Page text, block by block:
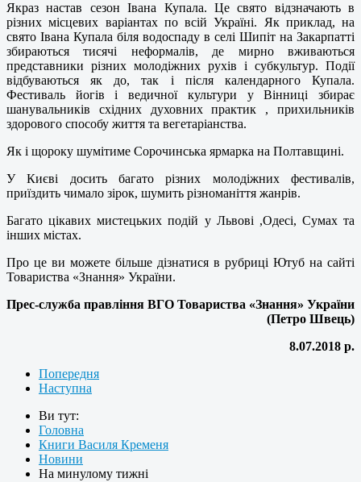
Якраз настав сезон Івана Купала. Це свято відзначають в
різних місцевих варіантах по всій Україні. Як приклад, на
свято Івана Купала біля водоспаду в селі Шипіт на Закарпатті
збираються тисячі неформалів, де мирно вживаються
представники різних молодіжних рухів і субкультур. Події
відбуваються як до, так і після календарного Купала.
Фестиваль йогів і ведичної культури у Вінниці збирає
шанувальників східних духовних практик , прихильників
здорового способу життя та вегетаріанства.
Як і щороку шумітиме Сорочинська ярмарка на Полтавщині.
У Києві досить багато різних молодіжних фестивалів,
приїздить чимало зірок, шумить різноманіття жанрів.
Багато цікавих мистецьких подій у Львові ,Одесі, Сумах та
інших містах.
Про це ви можете більше дізнатися в рубриці Ютуб на сайті
Товариства «Знання» України.
Прес-служба правління ВГО Товариства «Знання» України
(Петро Швець)
8.07.2018 р.
Попередня
Наступна
Ви тут:
Головна
Книги Василя Кременя
Новини
На минулому тижні